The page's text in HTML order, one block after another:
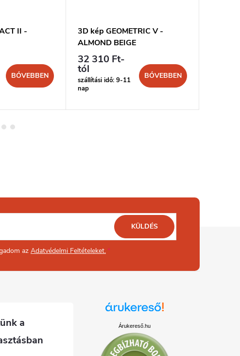
II -
BŐVEBBEN
3D kép GEOMETRIC V -
ALMOND BEIGE
32 310 Ft-
tól
szállítási idő: 9-11
nap
BŐVEBBEN
az Adatvédelmi Feltételeket.
KÜLDÉS
Árukereső.hu